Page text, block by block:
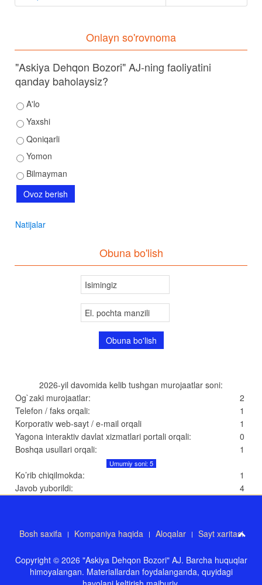
Onlayn so'rovnoma
"Askiya Dehqon Bozori" AJ-ning faoliyatini
qanday baholaysiz?
A'lo
Yaxshi
Qoniqarli
Yomon
Bilmayman
Natijalar
Obuna bo'lish
2026-yil davomida kelib tushgan murojaatlar soni:
Og`zaki murojaatlar:
2
Telefon / faks orqali:
1
Korporativ web-sayt / e-mail orqali
1
Yagona interaktiv davlat xizmatlari portali orqali:
0
Boshqa usullari orqali:
1
Umumiy soni: 5
Ko’rib chiqilmokda:
1
Javob yuborildi:
4
Bosh saxifa Kompaniya haqida Aloqalar Sayt xaritasi
Copyright © 2026 "Askiya Dehqon Bozori" AJ. Barcha huquqlar
himoyalangan. Materiallardan foydalanganda, quyidagi